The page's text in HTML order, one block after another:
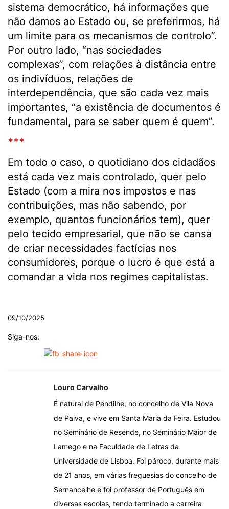
sistema democrático, há informações que
não damos ao Estado ou, se preferirmos, há
um limite para os mecanismos de controlo”.
Por outro lado, “nas sociedades
complexas”, com relações à distância entre
os indivíduos, relações de
interdependência, que são cada vez mais
importantes, “a existência de documentos é
fundamental, para se saber quem é quem”.
***
Em todo o caso, o quotidiano dos cidadãos
está cada vez mais controlado, quer pelo
Estado (com a mira nos impostos e nas
contribuições, mas não sabendo, por
exemplo, quantos funcionários tem), quer
pelo tecido empresarial, que não se cansa
de criar necessidades factícias nos
consumidores, porque o lucro é que está a
comandar a vida nos regimes capitalistas.
09/10/2025
Siga-nos:
Louro Carvalho
É natural de Pendilhe, no concelho de Vila Nova
de Paiva, e vive em Santa Maria da Feira. Estudou
no Seminário de Resende, no Seminário Maior de
Lamego e na Faculdade de Letras da
Universidade de Lisboa. Foi pároco, durante mais
de 21 anos, em várias freguesias do concelho de
Sernancelhe e foi professor de Português em
diversas escolas, tendo terminado a carreira